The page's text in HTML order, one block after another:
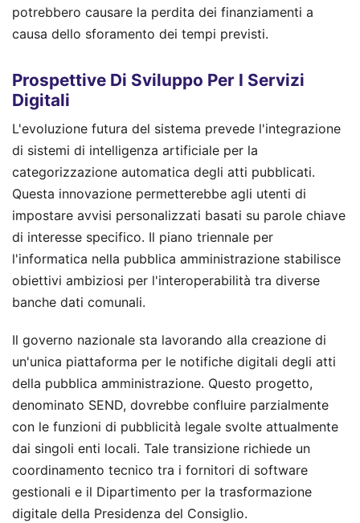
potrebbero causare la perdita dei finanziamenti a
causa dello sforamento dei tempi previsti.
Prospettive Di Sviluppo Per I Servizi
Digitali
L'evoluzione futura del sistema prevede l'integrazione
di sistemi di intelligenza artificiale per la
categorizzazione automatica degli atti pubblicati.
Questa innovazione permetterebbe agli utenti di
impostare avvisi personalizzati basati su parole chiave
di interesse specifico. Il piano triennale per
l'informatica nella pubblica amministrazione stabilisce
obiettivi ambiziosi per l'interoperabilità tra diverse
banche dati comunali.
Il governo nazionale sta lavorando alla creazione di
un'unica piattaforma per le notifiche digitali degli atti
della pubblica amministrazione. Questo progetto,
denominato SEND, dovrebbe confluire parzialmente
con le funzioni di pubblicità legale svolte attualmente
dai singoli enti locali. Tale transizione richiede un
coordinamento tecnico tra i fornitori di software
gestionali e il Dipartimento per la trasformazione
digitale della Presidenza del Consiglio.